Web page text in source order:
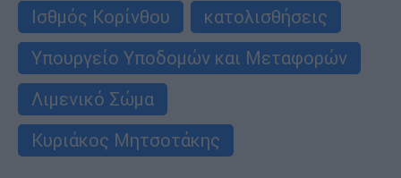
Ισθμός Κορίνθου
κατολισθήσεις
Υπουργείο Υποδομών και Μεταφορών
Λιμενικό Σώμα
Κυριάκος Μητσοτάκης